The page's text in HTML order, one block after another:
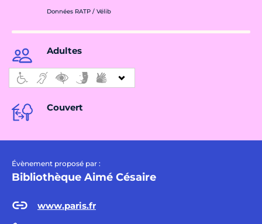
Données RATP / Vélib
Adultes
Couvert
Évènement proposé par :
Bibliothèque Aimé Césaire
www.paris.fr